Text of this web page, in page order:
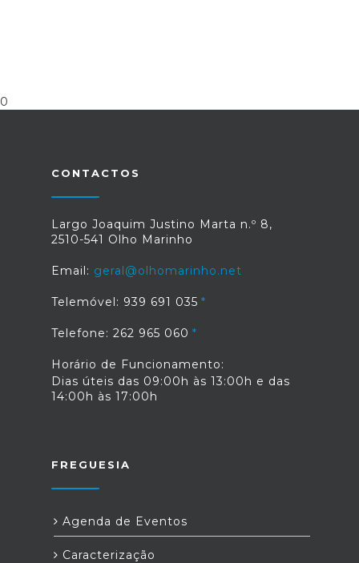
0
CONTACTOS
Largo Joaquim Justino Marta n.º 8,
2510-541 Olho Marinho
Email: geral@olhomarinho.net
Telemóvel: 939 691 035
Telefone: 262 965 060
Horário de Funcionamento:
Dias úteis das 09:00h às 13:00h e das
14:00h às 17:00h
FREGUESIA
Agenda de Eventos
Caracterização